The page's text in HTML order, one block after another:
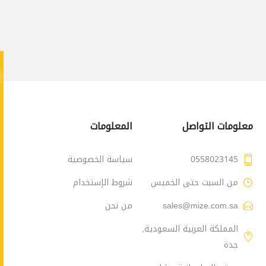
معلومات التواصل
0558023145
من السبت حتى الخميس
sales@mize.com.sa
المملكة العربية السعودية,
جدة
المعلومات
سياسة الخصوصية
شروط الإستخدام
من نحن